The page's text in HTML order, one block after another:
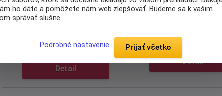
Dodáváme do 1. týdne
je
plnený výhradne husím a
Detail
Dodáváme do 1. týdne
Set Aloe Vera 4 ročné
Vás prekvapia
dômyselnosťou.
Detail
ho dáte a pomôžete nám web zlepšovať. Budeme sa k vašim
správať slušne.
Podrobné nastavenie Prijať všetko